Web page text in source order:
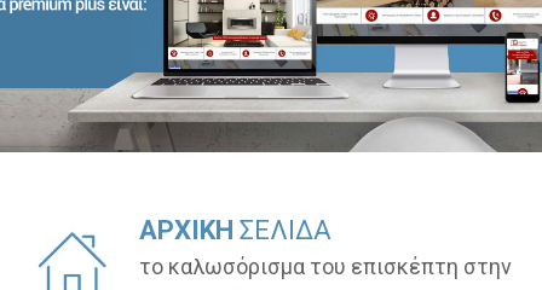
ΑΡΧΙΚΗ ΣΕΛΙΔΑ
το καλωσόρισμα του επισκέπτη στην